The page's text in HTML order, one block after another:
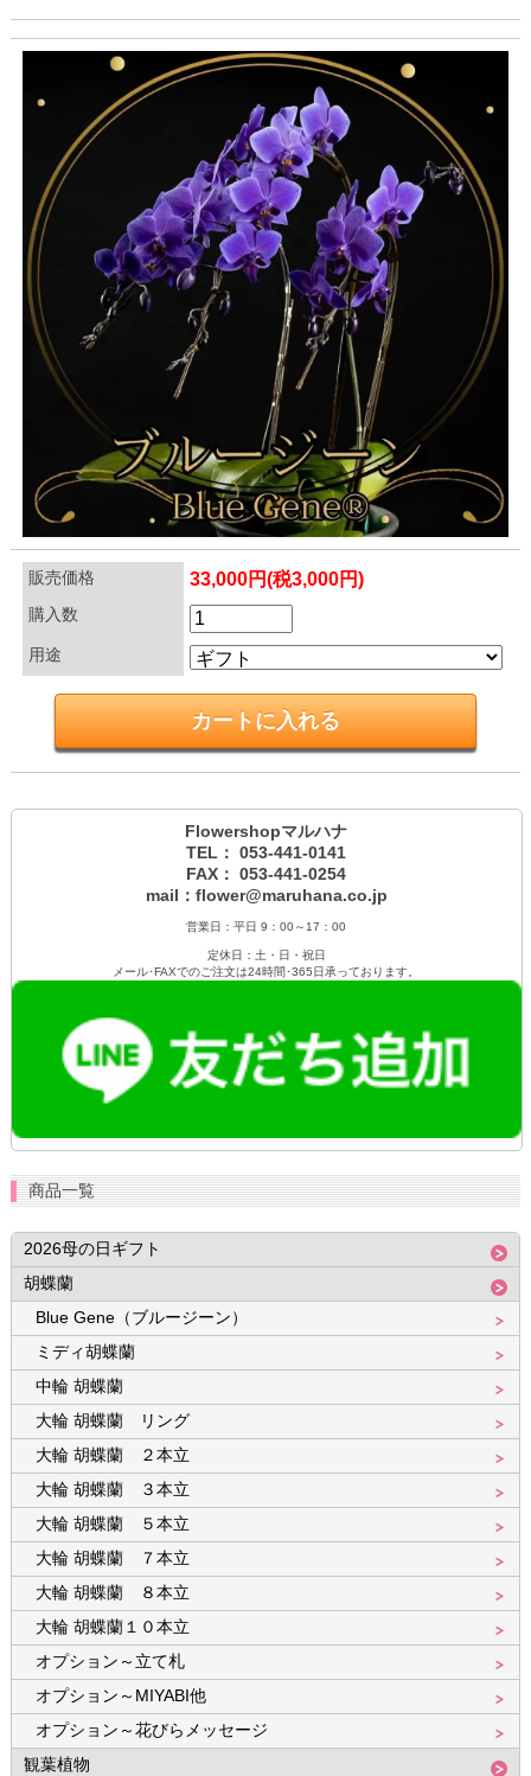
販売価格 33,000円(税3,000円)
購入数
用途
Flowershopマルハナ
TEL： 053-441-0141
FAX： 053-441-0254
mail：flower@maruhana.co.jp
営業日：平日 9：00～17：00
定休日：土・日・祝日
メール･FAXでのご注文は24時間･365日承っております。
商品一覧
2026母の日ギフト
胡蝶蘭
Blue Gene（ブルージーン）
ミディ胡蝶蘭
中輪 胡蝶蘭
大輪 胡蝶蘭 リング
大輪 胡蝶蘭 ２本立
大輪 胡蝶蘭 ３本立
大輪 胡蝶蘭 ５本立
大輪 胡蝶蘭 ７本立
大輪 胡蝶蘭 ８本立
大輪 胡蝶蘭１０本立
オプション～立て札
オプション～MIYABI他
オプション～花びらメッセージ
観葉植物